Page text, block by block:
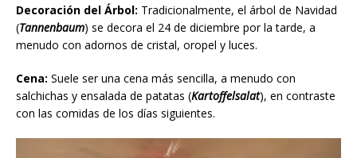
Decoración del Árbol: Tradicionalmente, el árbol de Navidad
(Tannenbaum) se decora el 24 de diciembre por la tarde, a
menudo con adornos de cristal, oropel y luces.
Cena: Suele ser una cena más sencilla, a menudo con
salchichas y ensalada de patatas (Kartoffelsalat), en contraste
con las comidas de los días siguientes.